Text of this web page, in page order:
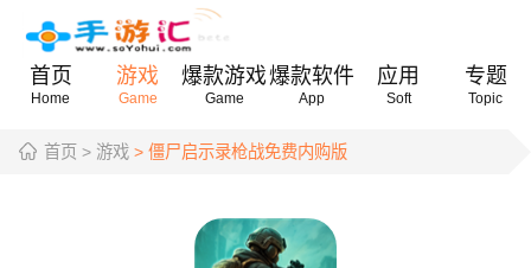
首页
Home
游戏
Game
爆款游戏
Game
爆款软件
App
应用
Soft
专题
Topic
首页 > 游戏 > 僵尸启示录枪战免费内购版